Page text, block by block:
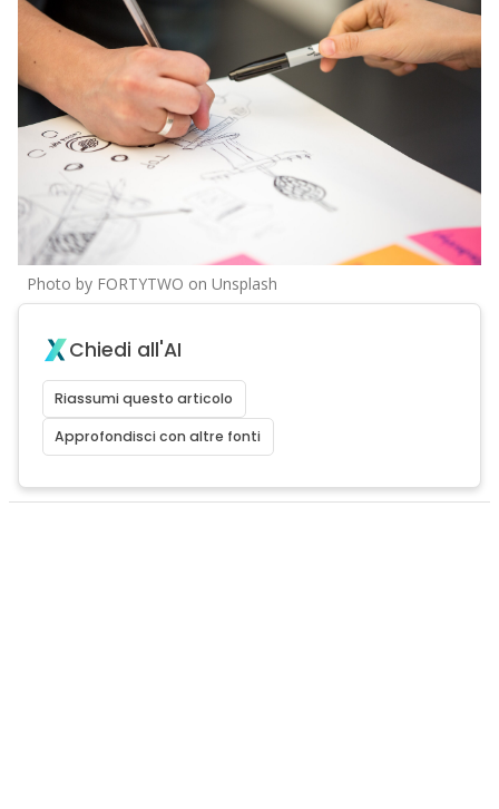
Photo by FORTYTWO on Unsplash
Chiedi all'AI
Riassumi questo articolo
Approfondisci con altre fonti